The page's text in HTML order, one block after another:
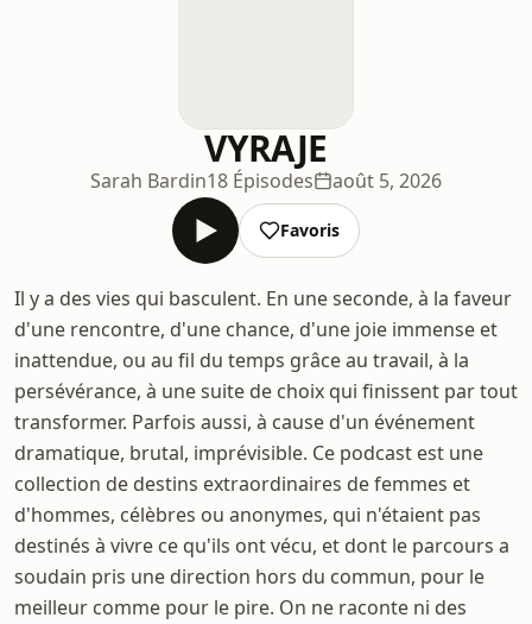
VYRAJE
Sarah Bardin18 Épisodes août 5, 2026
Favoris
Il y a des vies qui basculent. En une seconde, à la faveur
d'une rencontre, d'une chance, d'une joie immense et
inattendue, ou au fil du temps grâce au travail, à la
persévérance, à une suite de choix qui finissent par tout
transformer. Parfois aussi, à cause d'un événement
dramatique, brutal, imprévisible. Ce podcast est une
collection de destins extraordinaires de femmes et
d'hommes, célèbres ou anonymes, qui n'étaient pas
destinés à vivre ce qu'ils ont vécu, et dont le parcours a
soudain pris une direction hors du commun, pour le
meilleur comme pour le pire. On ne raconte ni des